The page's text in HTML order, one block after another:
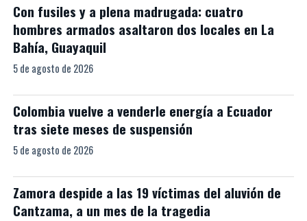
Con fusiles y a plena madrugada: cuatro
hombres armados asaltaron dos locales en La
Bahía, Guayaquil
5 de agosto de 2026
Colombia vuelve a venderle energía a Ecuador
tras siete meses de suspensión
5 de agosto de 2026
Zamora despide a las 19 víctimas del aluvión de
Cantzama, a un mes de la tragedia